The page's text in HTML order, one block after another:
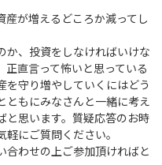
が増えるどころか減ってし
か、投資をしなければいけな
直言って怖いと思っている
守り増やしていくにはどう
ともにみなさんと一緒に考え
と思います。質疑応答のお時
にご質問ください。
合わせの上ご参加頂ければと